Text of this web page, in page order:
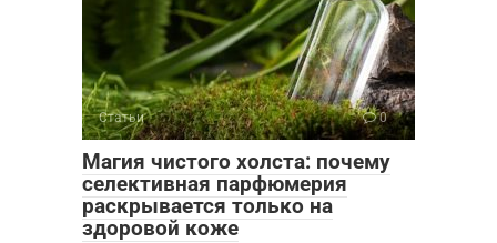
Статьи 0
Магия чистого холста: почему
селективная парфюмерия
раскрывается только на
здоровой коже